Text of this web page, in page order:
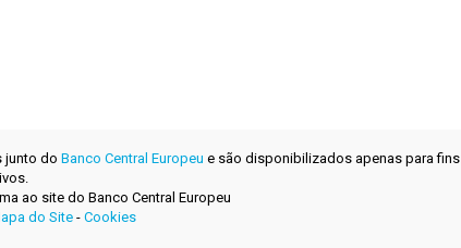
junto do Banco Central Europeu e são disponibilizados apenas para fins
ao site do Banco Central Europeu
do Site- Cookies